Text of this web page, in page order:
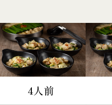
4人前